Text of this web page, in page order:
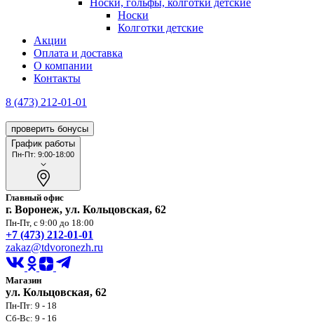
Носки, гольфы, колготки детские
Носки
Колготки детские
Акции
Оплата и доставка
О компании
Контакты
8 (473) 212-01-01
проверить бонусы
График работы
Пн-Пт: 9:00-18:00
Главный офис
г. Воронеж, ул. Кольцовская, 62
Пн-Пт, с 9:00 до 18:00
+7 (473) 212-01-01
zakaz@tdvoronezh.ru
Магазин
ул. Кольцовская, 62
Пн-Пт: 9 - 18
Сб-Вс: 9 - 16